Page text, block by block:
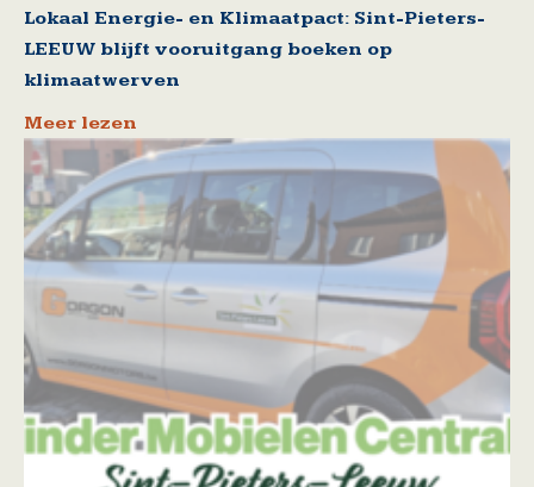
Lokaal Energie- en Klimaatpact: Sint-Pieters-
LEEUW blijft vooruitgang boeken op
klimaatwerven
Meer lezen